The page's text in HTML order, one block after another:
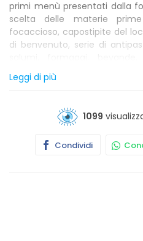
primi menù presentati dalla
scelta delle materie
focaccioso, capostipite del
di benvenuto, serie di
compreso. Una formula
successo ed al momento è
scoprire nuovi orizzonti e
possibilità di gustare il
selezionate, galletto o
Leggi di più
1099
Condividi